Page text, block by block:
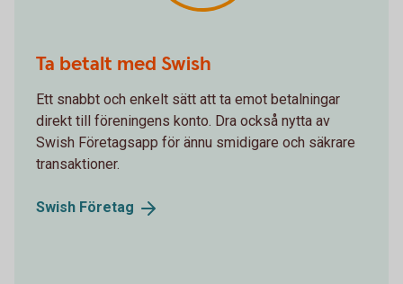
Ta betalt med Swish
Ett snabbt och enkelt sätt att ta emot betalningar
direkt till föreningens konto. Dra också nytta av
Swish Företagsapp för ännu smidigare och säkrare
transaktioner.
Swish Företag